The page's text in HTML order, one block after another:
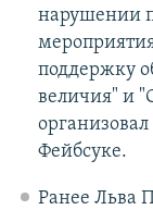
нарушении
поддержку
величия" и
Фейбсуке.
Ранее Льва